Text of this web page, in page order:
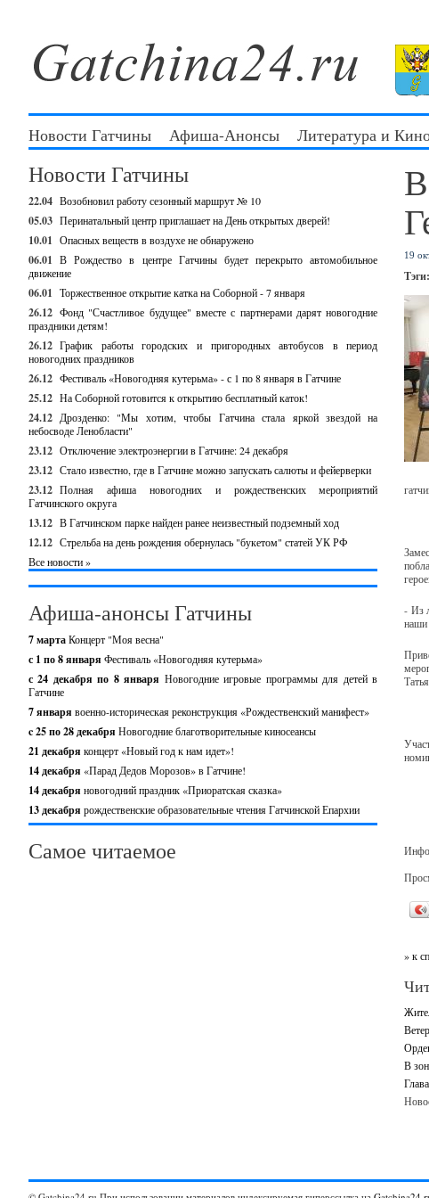
Новости Гатчины Афиша-Анонсы Литература и
Новости Гатчины
22.04 Возобновил работу сезонный маршрут № 10
05.03 Перинатальный центр приглашает на День открытых дверей!
10.01 Опасных веществ в воздухе не обнаружено
06.01 В Рождество в центре Гатчины будет перекрыто автомобильное
движение
06.01 Торжественное открытие катка на Соборной - 7 января
26.12 Фонд "Счастливое будущее" вместе с партнерами дарят новогодние
праздники детям!
26.12 График работы городских и пригородных автобусов в период
новогодних праздников
26.12 Фестиваль «Новогодняя кутерьма» - с 1 по 8 января в Гатчине
25.12 На Соборной готовится к открытию бесплатный каток!
24.12 Дрозденко: "Мы хотим, чтобы Гатчина стала яркой звездой на
небосводе Ленобласти"
23.12 Отключение электроэнергии в Гатчине: 24 декабря
23.12 Стало известно, где в Гатчине можно запускать салюты и фейерверки
23.12 Полная афиша новогодних и рождественских мероприятий
Гатчинского округа
13.12 В Гатчинском парке найден ранее неизвестный подземный ход
12.12 Стрельба на день рождения обернулась "букетом" статей УК РФ
Все новости »
Афиша-анонсы Гатчины
7 мартаКонцерт "Моя весна"
с 1 по 8 января Фестиваль «Новогодняя кутерьма»
с 24 декабря по 8 января Новогодние игровые программы для детей в
Гатчине
7 января военно-историческая реконструкция «Рождественский манифест»
c 25 по 28 декабря Новогодние благотворительные киносеансы
21 декабря концерт «Новый год к нам идет»!
14 декабря «Парад Дедов Морозов» в Гатчине!
14 декабря новогодний праздник «Приоратская сказка»
13 декабря рождественские образовательные чтения Гатчинской Епархии
Самое читаемое
19
Тэги:
- Из
наши
» к
В